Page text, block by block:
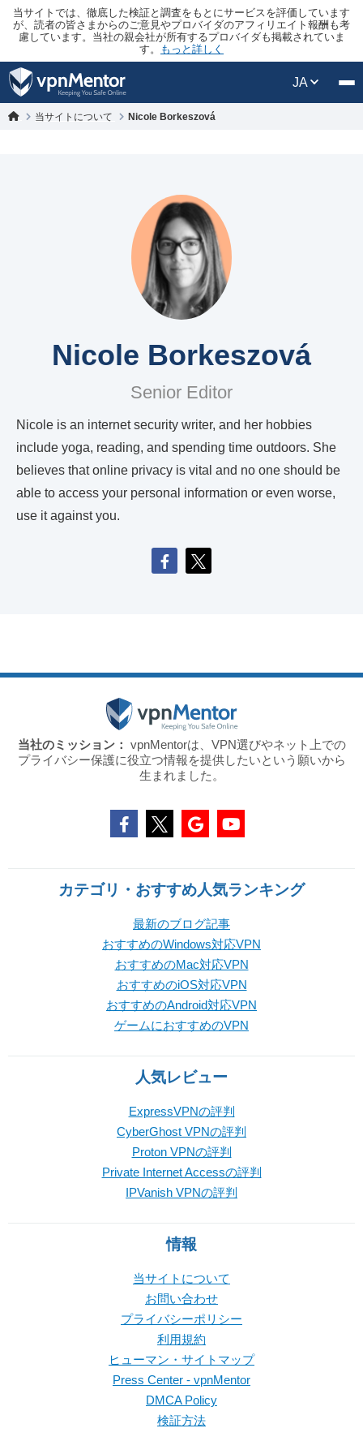
当サイトでは、徹底した検証と調査をもとにサービスを評価しています
が、読者の皆さまからのご意見やプロバイダのアフィリエイト報酬も考
慮しています。当社の親会社が所有するプロバイダも掲載されていま
す。
もっと詳しく
JA
当サイトについて Nicole Borkeszová
Nicole Borkeszová
Senior Editor
Nicole is an internet security writer, and her hobbies
include yoga, reading, and spending time outdoors. She
believes that online privacy is vital and no one should be
able to access your personal information or even worse,
use it against you.
当社のミッション： vpnMentorは、VPN選びやネット上での
プライバシー保護に役立つ情報を提供したいという願いから
生まれました。
カテゴリ・おすすめ人気ランキング
最新のブログ記事
おすすめのWindows対応VPN
おすすめのMac対応VPN
おすすめのiOS対応VPN
おすすめのAndroid対応VPN
ゲームにおすすめのVPN
人気レビュー
ExpressVPNの評判
CyberGhost VPNの評判
Proton VPNの評判
Private Internet Accessの評判
IPVanish VPNの評判
情報
当サイトについて
お問い合わせ
プライバシーポリシー
利用規約
ヒューマン・サイトマップ
Press Center - vpnMentor
DMCA Policy
検証方法